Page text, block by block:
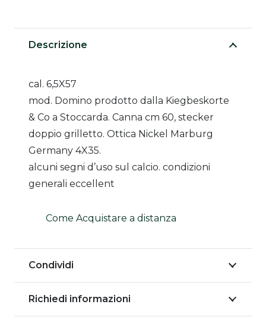
Descrizione
cal. 6,5X57
mod. Domino prodotto dalla Kiegbeskorte
& Co a Stoccarda. Canna cm 60, stecker
doppio grilletto. Ottica Nickel Marburg
Germany 4X35.
alcuni segni d’uso sul calcio. condizioni
generali eccellent
Come Acquistare a distanza
Condividi
Richiedi informazioni